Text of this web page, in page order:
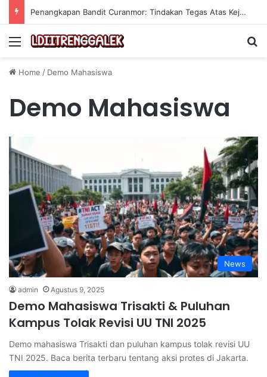
Penangkapan Bandit Curanmor: Tindakan Tegas Atas Kejahatan Sepeda Motor
Menu
Home / Demo Mahasiswa
Demo Mahasiswa
News
admin Agustus 9, 2025
Demo Mahasiswa Trisakti & Puluhan
Kampus Tolak Revisi UU TNI 2025
Demo mahasiswa Trisakti dan puluhan kampus tolak revisi UU
TNI 2025. Baca berita terbaru tentang aksi protes di Jakarta.